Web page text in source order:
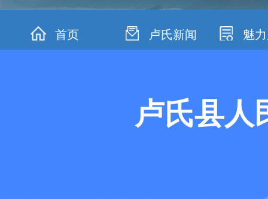
首页 卢氏新闻 魅
卢氏县人